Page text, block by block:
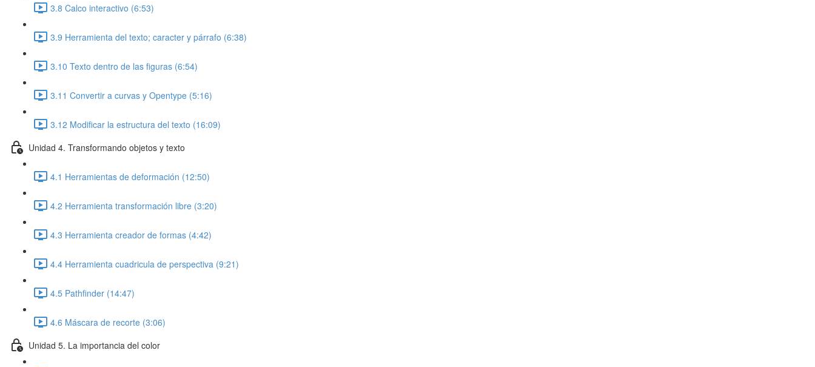
3.8 Calco interactivo (6:53)
3.9 Herramienta del texto; caracter y párrafo (6:38)
3.10 Texto dentro de las figuras (6:54)
3.11 Convertir a curvas y Opentype (5:16)
3.12 Modificar la estructura del texto (16:09)
Unidad 4. Transformando objetos y texto
4.1 Herramientas de deformación (12:50)
4.2 Herramienta transformación libre (3:20)
4.3 Herramienta creador de formas (4:42)
4.4 Herramienta cuadricula de perspectiva (9:21)
4.5 Pathfinder (14:47)
4.6 Máscara de recorte (3:06)
Unidad 5. La importancia del color